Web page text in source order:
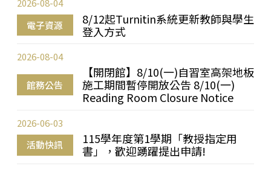
電子資源
8/12起Turnitin系統更新教師與學生
登入方式
2026-08-04
館務公告
【開閉館】8/10(一)自習室高架地板
施工期間暫停開放公告 8/10(一)
Reading Room Closure Notice
2026-08-04
活動快訊
115學年度第1學期「教授指定用
書」，歡迎踴躍提出申請!
2026-06-03